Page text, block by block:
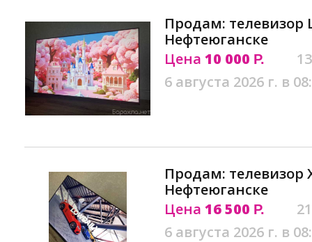
Продам: телевизор
Нефтеюганске
Цена 10 000 Р.
6 августа 2026 г. в
Продам: телевизор
Нефтеюганске
Цена 16 500 Р.
6 августа 2026 г. в